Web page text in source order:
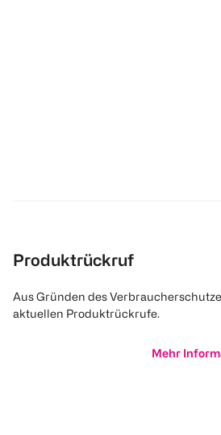
Produktrückruf
Aus Gründen des
aktuellen Produktrückrufe.
Mehr